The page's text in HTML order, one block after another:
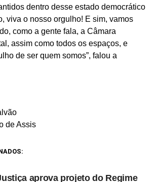
dentro desse estado democrático
viva o nosso orgulho! E sim, vamos
como a gente fala, a Câmara
assim como todos os espaços, e
de ser quem somos”, falou a
de Assis
aprova projeto do Regime